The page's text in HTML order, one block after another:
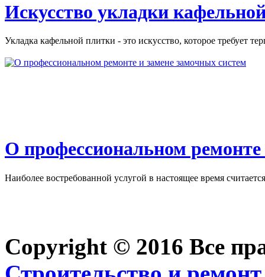
Искусство укладки
Укладка кафельной плитки - это искусство, которое требует
О профессиональном
Наиболее востребованной услугой в настоящее время
Copyright © 2016 Все